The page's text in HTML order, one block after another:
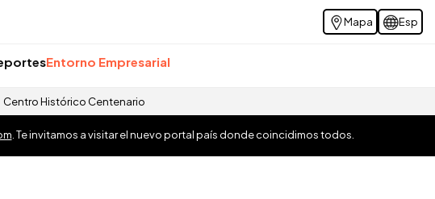
Mapa Esp
Entorno Empresarial
Centro Histórico Centenario
. Te invitamos a visitar el nuevo portal país donde coincidimos todos.